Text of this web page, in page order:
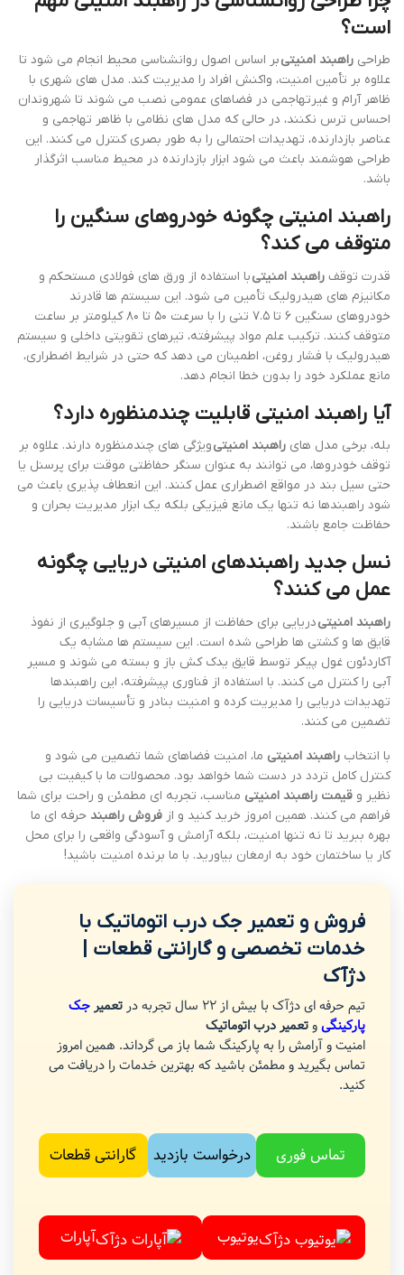
است؟
طراحی راهبند امنیتیبر اساس اصول روانشناسی محیط انجام می شود تا
علاوه بر تأمین امنیت، واکنش افراد را مدیریت کند. مدل های شهری با
ظاهر آرام و غیرتهاجمی در فضاهای عمومی نصب می شوند تا شهروندان
احساس ترس نکنند، در حالی که مدل های نظامی با ظاهر تهاجمی و
عناصر بازدارنده، تهدیدات احتمالی را به طور بصری کنترل می کنند. این
طراحی هوشمند باعث می شود ابزار بازدارنده در محیط مناسب اثرگذار
باشد.
راهبند امنیتی چگونه خودروهای سنگین را
متوقف می کند؟
قدرت توقف راهبند امنیتیبا استفاده از ورق های فولادی مستحکم و
مکانیزم های هیدرولیک تأمین می شود. این سیستم ها قادرند
خودروهای سنگین ۶ تا ۷.۵ تنی را با سرعت ۵۰ تا ۸۰ کیلومتر بر ساعت
متوقف کنند. ترکیب علم مواد پیشرفته، تیرهای تقویتی داخلی و سیستم
هیدرولیک با فشار روغن، اطمینان می دهد که حتی در شرایط اضطراری،
مانع عملکرد خود را بدون خطا انجام دهد.
آیا راهبند امنیتی قابلیت چندمنظوره دارد؟
بله، برخی مدل های راهبند امنیتیویژگی های چندمنظوره دارند. علاوه بر
توقف خودروها، می توانند به عنوان سنگر حفاظتی موقت برای پرسنل یا
حتی سیل بند در مواقع اضطراری عمل کنند. این انعطاف پذیری باعث می
شود راهبندها نه تنها یک مانع فیزیکی بلکه یک ابزار مدیریت بحران و
حفاظت جامع باشند.
نسل جدید راهبندهای امنیتی دریایی چگونه
عمل می کنند؟
راهبند امنیتیدریایی برای حفاظت از مسیرهای آبی و جلوگیری از نفوذ
قایق ها و کشتی ها طراحی شده است. این سیستم ها مشابه یک
آکاردئون غول پیکر توسط قایق یدک کش باز و بسته می شوند و مسیر
آبی را کنترل می کنند. با استفاده از فناوری پیشرفته، این راهبندها
تهدیدات دریایی را مدیریت کرده و امنیت بنادر و تأسیسات دریایی را
تضمین می کنند.
با انتخاب راهبند امنیتی ما، امنیت فضاهای شما تضمین می شود و
کنترل کامل تردد در دست شما خواهد بود. محصولات ما با کیفیت بی
نظیر و قیمت راهبند امنیتی مناسب، تجربه ای مطمئن و راحت برای شما
فراهم می کنند. همین امروز خرید کنید و از فروش راهبند حرفه ای ما
بهره ببرید تا نه تنها امنیت، بلکه آرامش و آسودگی واقعی را برای محل
کار یا ساختمان خود به ارمغان بیاورید. با ما برنده امنیت باشید!
فروش و تعمیر جک درب اتوماتیک با
خدمات تخصصی و گارانتی قطعات |
دژآک
تیم حرفه ای دژآک با بیش از 22 سال تجربه در تعمیرجک
پارکینگیوتعمیر درب اتوماتیک
امنیت و آرامش را به پارکینگ شما باز می گرداند. همین امروز
تماس بگیرید و مطمئن باشید که بهترین خدمات را دریافت می
کنید.
تماس فوری درخواست بازدید گارانتی قطعات
یوتیوب آپارات